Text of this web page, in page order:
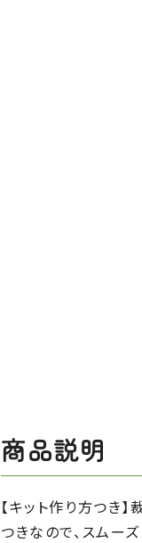
商品説明
【キット作り方つき
つきなので、スムー